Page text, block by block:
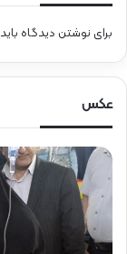
برای نوشتن دیدگاه باید
عکس
ح
ض
و
د